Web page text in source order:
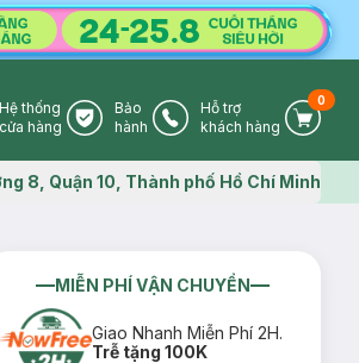
Store Icon
Hệ thống
cửa hàng
Warranty Icon
Bảo
hành
Phone Icon
Hỗ trợ
khách hàng
Cart
0
Map icon
8, Quận 10, Thành phố Hồ Chí Minh
MIỄN PHÍ VẬN CHUYỂN
Giao Nhanh Miễn Phí 2H.
Trễ tặng 100K